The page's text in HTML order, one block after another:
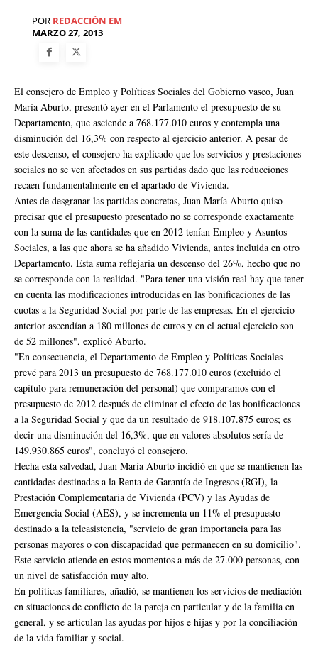
POR REDACCIÓN EM
MARZO 27, 2013
El consejero de Empleo y Políticas Sociales del Gobierno vasco, Juan
María Aburto, presentó ayer en el Parlamento el presupuesto de su
Departamento, que asciende a 768.177.010 euros y contempla una
disminución del 16,3% con respecto al ejercicio anterior. A pesar de
este descenso, el consejero ha explicado que los servicios y prestaciones
sociales no se ven afectados en sus partidas dado que las reducciones
recaen fundamentalmente en el apartado de Vivienda.
Antes de desgranar las partidas concretas, Juan María Aburto quiso
precisar que el presupuesto presentado no se corresponde exactamente
con la suma de las cantidades que en 2012 tenían Empleo y Asuntos
Sociales, a las que ahora se ha añadido Vivienda, antes incluida en otro
Departamento. Esta suma reflejaría un descenso del 26%, hecho que no
se corresponde con la realidad. "Para tener una visión real hay que tener
en cuenta las modificaciones introducidas en las bonificaciones de las
cuotas a la Seguridad Social por parte de las empresas. En el ejercicio
anterior ascendían a 180 millones de euros y en el actual ejercicio son
de 52 millones", explicó Aburto.
"En consecuencia, el Departamento de Empleo y Políticas Sociales
prevé para 2013 un presupuesto de 768.177.010 euros (excluido el
capítulo para remuneración del personal) que comparamos con el
presupuesto de 2012 después de eliminar el efecto de las bonificaciones
a la Seguridad Social y que da un resultado de 918.107.875 euros; es
decir una disminución del 16,3%, que en valores absolutos sería de
149.930.865 euros", concluyó el consejero.
Hecha esta salvedad, Juan María Aburto incidió en que se mantienen las
cantidades destinadas a la Renta de Garantía de Ingresos (RGI), la
Prestación Complementaria de Vivienda (PCV) y las Ayudas de
Emergencia Social (AES), y se incrementa un 11% el presupuesto
destinado a la teleasistencia, "servicio de gran importancia para las
personas mayores o con discapacidad que permanecen en su domicilio".
Este servicio atiende en estos momentos a más de 27.000 personas, con
un nivel de satisfacción muy alto.
En políticas familiares, añadió, se mantienen los servicios de mediación
en situaciones de conflicto de la pareja en particular y de la familia en
general, y se articulan las ayudas por hijos e hijas y por la conciliación
de la vida familiar y social.